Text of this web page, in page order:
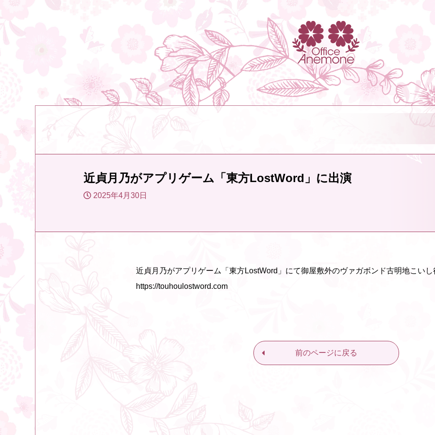
近貞月乃がアプリゲーム「東方LostWord」に出演
2025年4月30日
近貞月乃がアプリゲーム「東方LostWord」にて御屋敷外のヴァガボンド古明地こい
https://touhoulostword.com
前のページに戻る